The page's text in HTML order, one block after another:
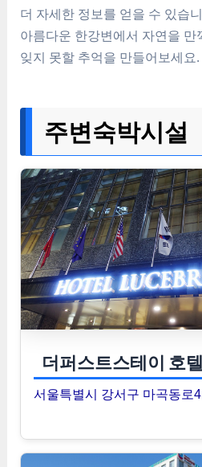
더 자세한 정보를 얻을 수 있습
아름다운 한강변에서 자연을 만
잊지 못할 추억을 만들어보세요.
주변숙박시설
더퍼스트스테이 호텔
서울특별시 강서구 마곡동로